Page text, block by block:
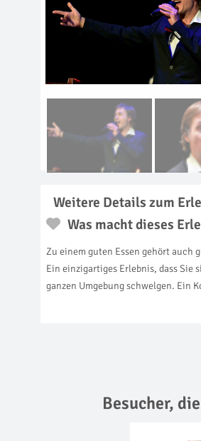
Weitere Details zum
Was macht dieses
Zu einem guten Essen gehört auch
Ein einzigartiges Erlebnis, dass Sie
ganzen Umgebung schwelgen. Ein
Besucher,